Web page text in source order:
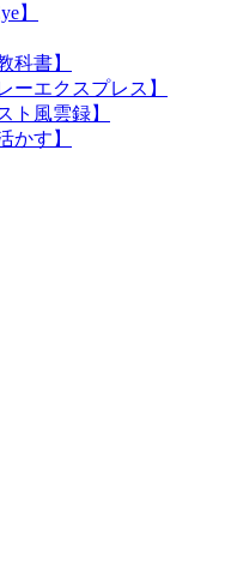
】
科書】
ーエクスプレス】
ト風雲録】
かす】